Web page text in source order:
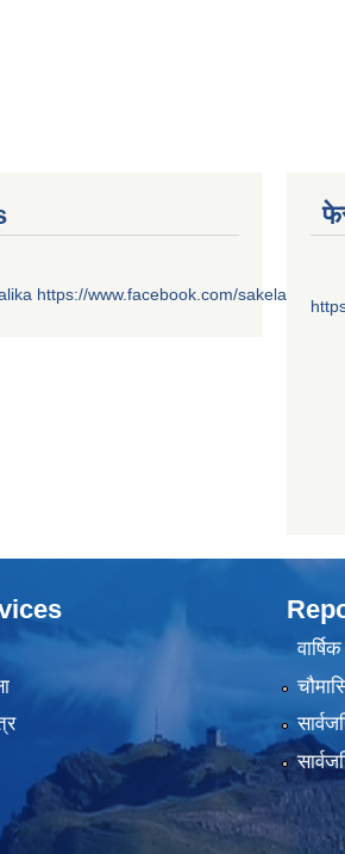
https://www.facebook.com/sakelaonline1